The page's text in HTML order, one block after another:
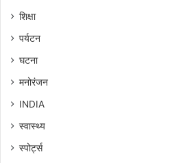
शिक्षा
पर्यटन
घटना
मनोरंजन
INDIA
स्वास्थ्य
स्पोर्ट्स